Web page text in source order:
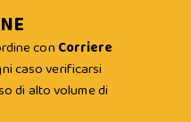
con Corriere
caso verificarsi
di alto volume di